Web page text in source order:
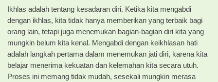
Ikhlas adalah tentang kesadaran diri. Ketika kita mengabdi
dengan ikhlas, kita tidak hanya memberikan yang terbaik bagi
orang lain, tetapi juga menemukan bagian-bagian diri kita yang
mungkin belum kita kenal. Mengabdi dengan keikhlasan hati
adalah langkah pertama dalam menemukan jati diri, karena kita
belajar menerima kekuatan dan kelemahan kita secara utuh.
Proses ini memang tidak mudah, sesekali mungkin merasa